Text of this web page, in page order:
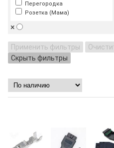
Перегородка
Розетка (Мама)
×
Применить фильтры
Скрыть фильтры